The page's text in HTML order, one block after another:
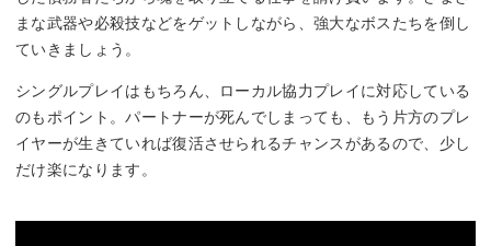
まな武器や必殺技などをゲットしながら、強大なボスたちを倒し
ていきましょう。
シングルプレイはもちろん、ローカル協力プレイに対応している
のもポイント。パートナーが死んでしまっても、もう片方のプレ
イヤーが生きていれば復活させられるチャンスがあるので、少し
だけ楽になります。